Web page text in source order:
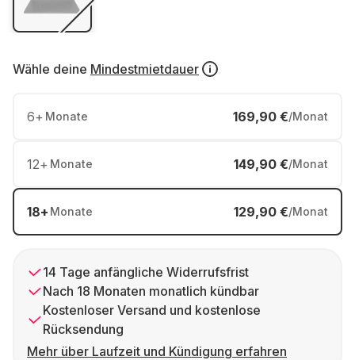
Wähle deine Mindestmietdauer
6+ Monate 169,90 €/Monat
12+ Monate 149,90 €/Monat
18+ Monate 129,90 €/Monat
14 Tage anfängliche Widerrufsfrist
Nach 18 Monaten monatlich kündbar
Kostenloser Versand und kostenlose
Rücksendung
Mehr über Laufzeit und Kündigung erfahren